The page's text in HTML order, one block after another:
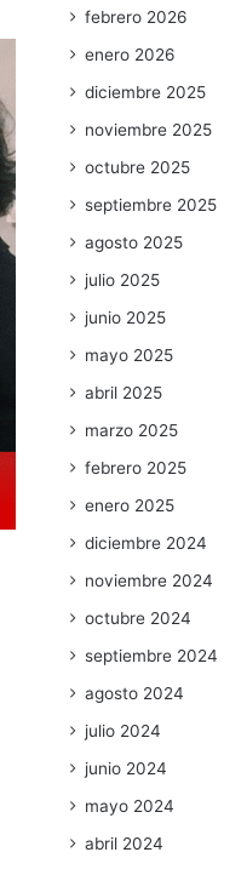
febrero 2026
enero 2026
diciembre 2025
noviembre 2025
octubre 2025
septiembre 2025
agosto 2025
julio 2025
junio 2025
mayo 2025
abril 2025
marzo 2025
febrero 2025
enero 2025
diciembre 2024
noviembre 2024
octubre 2024
septiembre 2024
agosto 2024
julio 2024
junio 2024
mayo 2024
abril 2024